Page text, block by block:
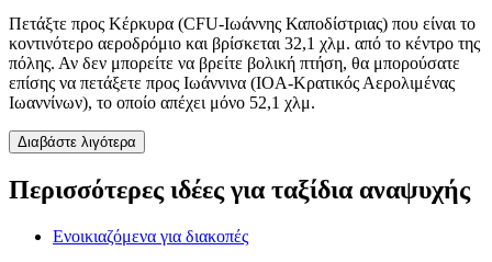
Πετάξτε προς Κέρκυρα (CFU-Ιωάννης Καποδίστριας) που είναι το
κοντινότερο αεροδρόμιο και βρίσκεται 32,1 χλμ. από το κέντρο της
πόλης. Αν δεν μπορείτε να βρείτε βολική πτήση, θα μπορούσατε
επίσης να πετάξετε προς Ιωάννινα (IOA-Κρατικός Αερολιμένας
Ιωαννίνων), το οποίο απέχει μόνο 52,1 χλμ.
Διαβάστε λιγότερα
Περισσότερες ιδέες για ταξίδια αναψυχής
Ενοικιαζόμενα για διακοπές